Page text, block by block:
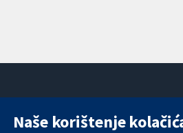
11-13
Naše korištenje